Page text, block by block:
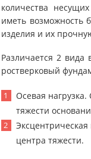
количества
иметь возможность
изделия и их
Различается 2 вида
ростверковый
Осевая
тяжести
центра тяжести.